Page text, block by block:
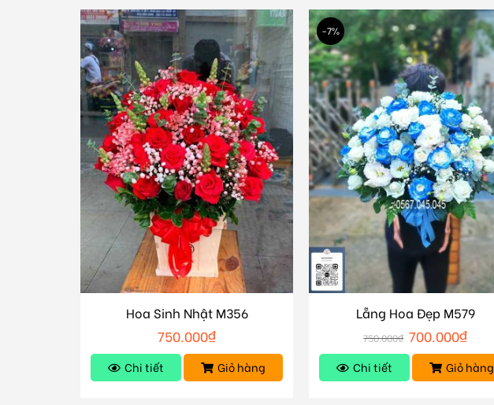
Hoa Sinh Nhật M356
750.000₫
Chi tiết Giỏ hàng
-7%
Lẵng Hoa Đẹp M579
750.000₫ 700.000₫
Chi tiết Giỏ hàng